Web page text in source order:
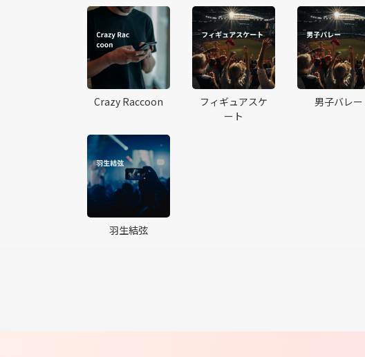
Crazy Raccoon
フィギュアスケ
ート
男子バレー
羽生結弦